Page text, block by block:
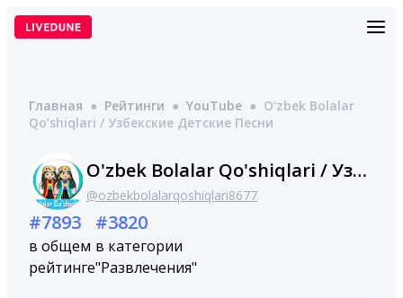
Перейти
Главная ● Рейтинги ● YouTube ● O’zbek Bolalar
Qo’shiqlari / Узбекские Детские Песни
O'zbek Bolalar Qo'shiqlari / Узбекские Детские Песни
@ozbekbolalarqoshiqlari8677
#7893
в общем
рейтинге
#3820
в категории
"Развлечения"